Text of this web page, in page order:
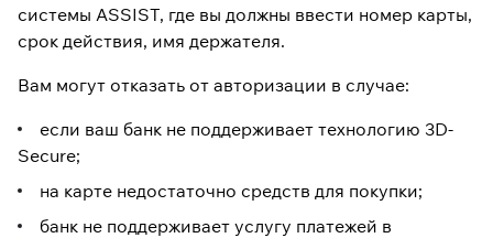
системы ASSIST, где вы должны ввести номер карты,
срок действия, имя держателя.
Вам могут отказать от авторизации в случае:
если ваш банк не поддерживает технологию 3D-
Secure;
на карте недостаточно средств для покупки;
банк не поддерживает услугу платежей в